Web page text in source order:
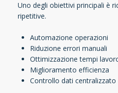
Uno degli obiettivi principali è
ripetitive.
Automazione operazioni
Riduzione errori manuali
Ottimizzazione tempi
Miglioramento efficienza
Controllo dati centralizzato